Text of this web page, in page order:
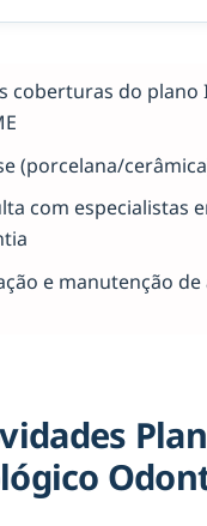
coberturas do plano
(porcelana/
com especialistas
e manutenção